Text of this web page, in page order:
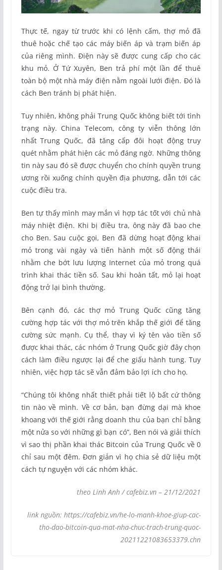
Thực tế, ngay từ trước khi có lệnh cấm, thợ mỏ đã
thuê hoặc chế tạo các máy biến áp và trạm biến áp
của riêng mình. Điện này sẽ được cung cấp cho các
khu mỏ. Ở Tứ Xuyên, Ben trả phí một lần để thuê
toàn bộ một nhà máy điện nằm ngoài lưới điện. Đó là
cách Ben tránh bị phát hiện.
Tuy nhiên, không phải Trung Quốc không biết tới tình
trạng này. China Telecom, công ty viễn thông lớn
nhất Trung Quốc, đã tăng cấp đôi hoạt động truy
quét nhằm phát hiện các mỏ đáng ngờ. Những thông
tin này sau đó sẽ được chuyển cho chính quyền trung
ương rồi xuống chính quyền địa phương, dẫn tới các
cuộc điều tra.
Ben tự thấy mình may mắn vì hợp tác tốt với chủ nhà
máy nhiệt điện. Khi bị điều tra, ông này đã bao che
cho Ben. Sau cuộc gọi, Ben đã dừng hoạt động khai
mỏ trong vài ngày và tiến hành một số động thái
nhằm che bớt lưu lượng Internet của mỏ trong quá
trình khai thác tiền số. Sau khi hoàn tất, mỏ lại hoạt
động trở lại bình thường.
Bên cạnh đó, các thợ mỏ Trung Quốc cũng tăng
cường hợp tác với thợ mỏ trên khắp thế giới để tăng
cường sức mạnh. Cụ thể, thay vì ký tên vào tiền số
được khai thác, các nhóm ở Trung Quốc giờ đây chọn
cách làm điều ngược lại để che giấu hành tung. Tuy
nhiên, việc hợp tác sẽ vẫn đảm bảo lợi ích cho họ.
“Chúng tôi không nhất thiết phải tiết lộ bất cứ thông
tin nào về mình. Về cơ bản, bạn đừng dại mà khoe
khoang với thế giới rằng doanh thu của bạn chỉ bằng
một nửa so với những gì bạn có”, Ben nói và giải thích
vì sao thị phần khai thác Bitcoin của Trung Quốc về 0
chỉ sau một đêm. Đơn giản vì họ chia sẻ dữ liệu một
cách tự nguyện với các nhóm khác.
theo Linh Anh / cafebiz.vn – 21/12/2021
link nguồn: https://cafebiz.vn/he-lo-manh-khoe-giup-cac-
tho-dao-bitcoin-qua-mat-nha-chuc-trach-trung-quoc-
20211221083653379.chn